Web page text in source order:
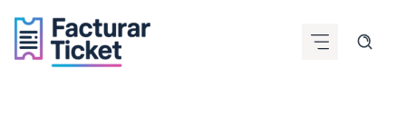
contenido